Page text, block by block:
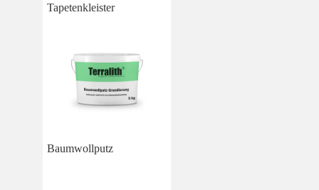
Tapetenkleister
Baumwollputz